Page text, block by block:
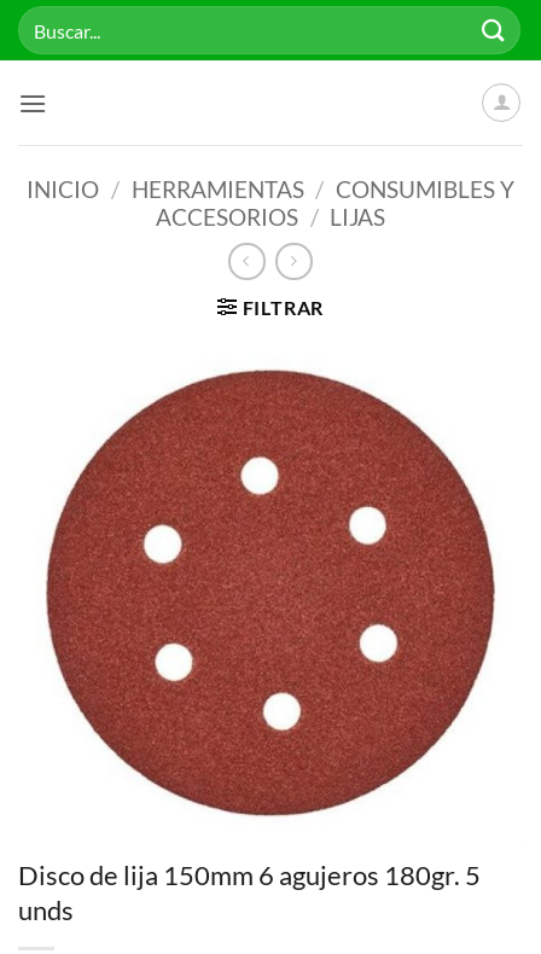
Saltar
Buscar
por:
INICIO / HERRAMIENTAS / CONSUMIBLES Y
ACCESORIOS / LIJAS
FILTRAR
Disco de lija 150mm 6 agujeros 180gr. 5
unds